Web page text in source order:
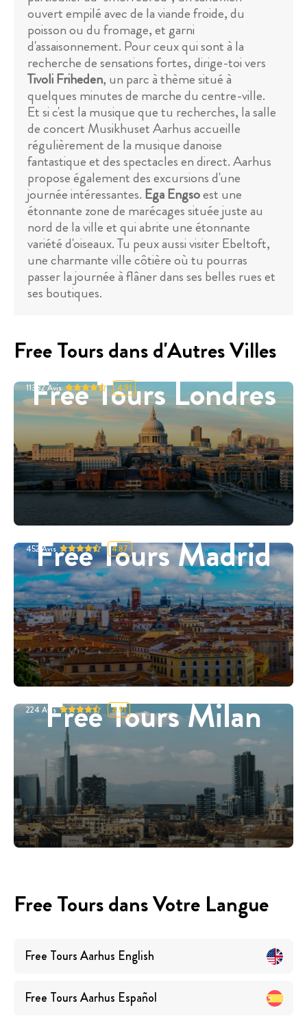
ouvert empilé avec de la viande froide, du
poisson ou du fromage, et garni
d'assaisonnement. Pour ceux qui sont à la
recherche de sensations fortes, dirige-toi vers
Tivoli Friheden, un parc à thème situé à
quelques minutes de marche du centre-ville.
Et si c'est la musique que tu recherches, la salle
de concert Musikhuset Aarhus accueille
régulièrement de la musique danoise
fantastique et des spectacles en direct. Aarhus
propose également des excursions d'une
journée intéressantes. Ega Engsoest une
étonnante zone de marécages située juste au
nord de la ville et qui abrite une étonnante
variété d'oiseaux. Tu peux aussi visiter Ebeltoft,
une charmante ville côtière où tu pourras
passer la journée à flâner dans ses belles rues et
ses boutiques.
Free Tours dans d'Autres Villes
Free Tours Londres
11332Avis 4.91
Free Tours Madrid
452 Avis 4.87
Free Tours Milan
224 Avis 4.91
Free Tours dans Votre Langue
Free ToursAarhus English
Free ToursAarhus Español